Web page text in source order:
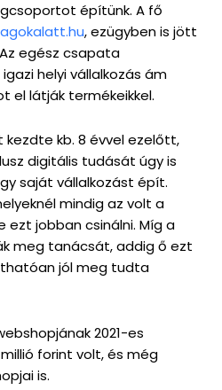
építünk. A fő
, ezügyben is jött
egész csapata
helyi vállalkozás ám
el látják termékeikkel.
kb. 8 évvel ezelőtt,
digitális tudását úgy is
saját vállalkozást épít.
mindig az volt a
jobban csinálni. Míg a
meg tanácsát, addig ő ezt
jól meg tudta
2021-es
forint volt, és még
is.